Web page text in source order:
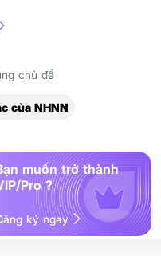
chủ đề
của NHNN
muốn trở thành
Pro ?
ký ngay